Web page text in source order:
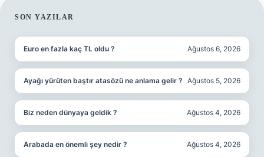
SIDEBAR
SON YAZILAR
Euro en fazla kaç TL oldu ? Ağustos 6, 2026
Ayağı yürüten baştır atasözü ne anlama gelir ? Ağustos 5, 2026
Biz neden dünyaya geldik ? Ağustos 4, 2026
Arabada en önemli şey nedir ? Ağustos 4, 2026